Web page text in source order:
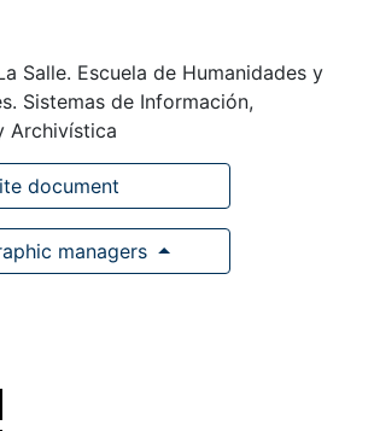
Salle. Escuela de Humanidades y
Sistemas de Información,
Archivística
document
managers